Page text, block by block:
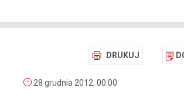
DRUKUJ
28 grudnia 2012, 00:00